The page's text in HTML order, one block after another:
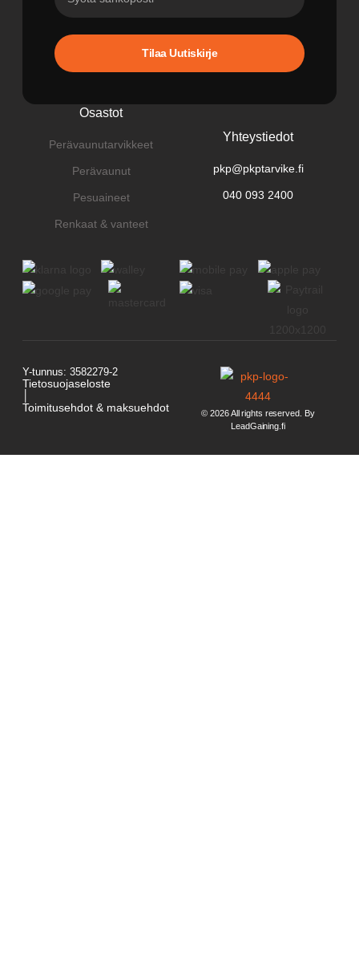
Tilaa Uutiskirje
Osastot
Perävaunutarvikkeet
Perävaunut
Pesuaineet
Renkaat & vanteet
Yhteystiedot
pkp@pkptarvike.fi
040 093 2400
© 2026 All rights reserved. By
LeadGaining.fi
Y-tunnus: 3582279-2
Tietosuojaseloste
Toimitusehdot & maksuehdot